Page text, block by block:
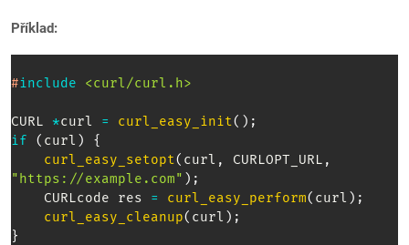
Příklad:
#include <curl/curl.h>
CURL *curl = curl_easy_init( ) ;
if
( curl )
{
curl_easy_setopt( curl , CURLOPT_URL ,
"https://example.com" ) ;
    CURLcode res
= curl_easy_perform( curl ) ;
curl_easy_cleanup( curl ) ;
}